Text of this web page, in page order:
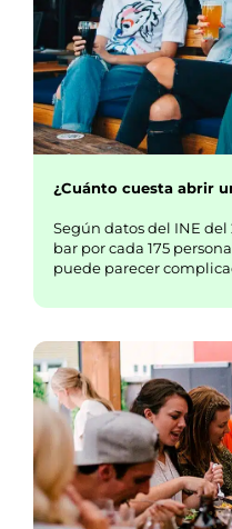
¿Cuánto cuesta abrir
Según datos del INE
bar por cada 175
puede parecer